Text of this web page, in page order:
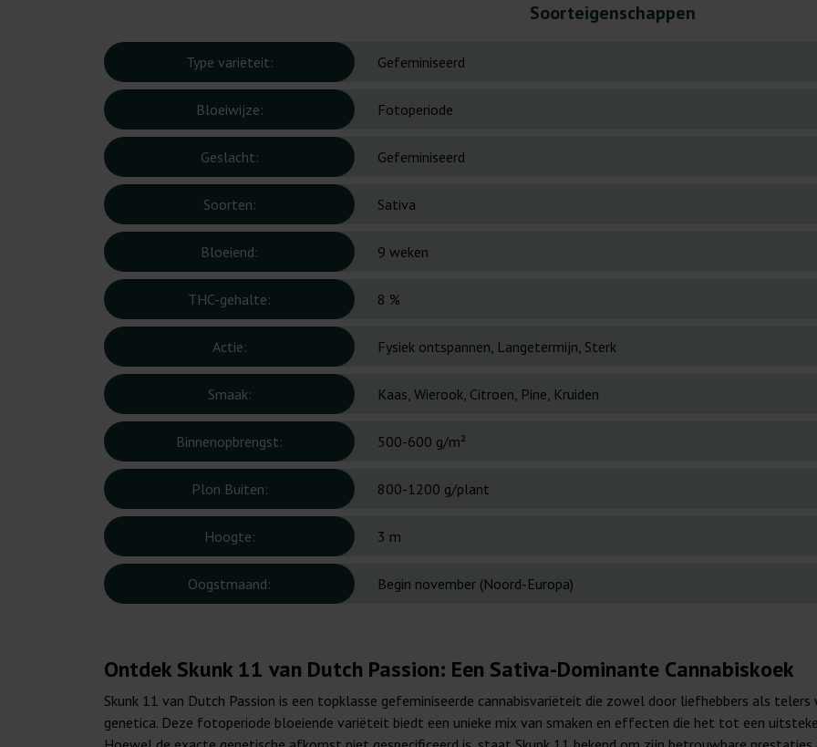
Soorteigenschappen
Type variëteit: Gefeminiseerd
Bloeiwijze: Fotoperiode
Geslacht: Gefeminiseerd
Soorten: Sativa
Bloeiend: 9 weken
THC-gehalte: 8 %
Actie: Fysiek ontspannen, Langetermijn, Sterk
Smaak: Kaas, Wierook, Citroen, Pine, Kruiden
Binnenopbrengst: 500-600 g/m²
Plon Buiten: 800-1200 g/plant
Hoogte: 3 m
Oogstmaand: Begin november (Noord-Europa)
Ontdek Skunk 11 van Dutch Passion: Een Sativa-Dominante Cannabiskoek
Skunk 11 van Dutch Passion is een topklasse gefeminiseerde cannabisvariëteit die zowel door liefhebbers als
genetica. Deze fotoperiode bloeiende variëteit biedt een unieke mix van smaken en effecten die het tot een